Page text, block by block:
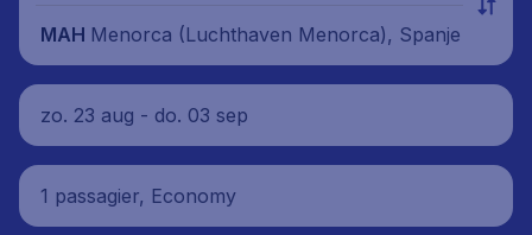
MAH Menorca (Luchthaven Menorca), Spanje
zo. 23 aug - do. 03 sep
1 passagier, Economy